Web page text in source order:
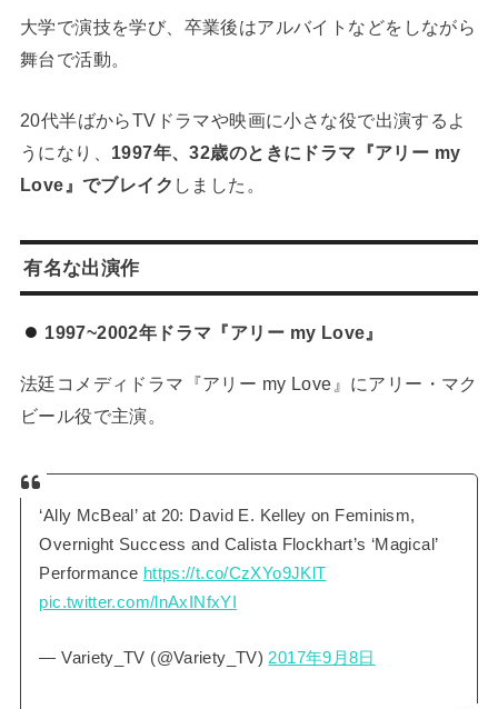
大学で演技を学び、卒業後はアルバイトなどをしながら
舞台で活動。
20代半ばからTVドラマや映画に小さな役で出演するよ
うになり、 1997年、32歳のときにドラマ『アリー my
Love』でブレイク しました。
有名な出演作
1997~2002年ドラマ『アリー my Love』
法廷コメディドラマ『アリー my Love』にアリー・マク
ビール役で主演。
‘Ally McBeal’ at 20: David E. Kelley on Feminism,
Overnight Success and Calista Flockhart’s ‘Magical’
Performance https://t.co/CzXYo9JKlT
pic.twitter.com/lnAxINfxYI
— Variety_TV (@Variety_TV) 2017年9月8日